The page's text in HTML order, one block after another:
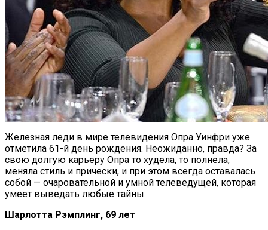
Железная леди в мире телевидения Опра Уинфри уже
отметила 61-й день рождения. Неожиданно, правда? За
свою долгую карьеру Опра то худела, то полнела,
меняла стиль и прически, и при этом всегда оставалась
собой — очаровательной и умной телеведущей, которая
умеет выведать любые тайны.
Шарлотта Рэмплинг, 69 лет